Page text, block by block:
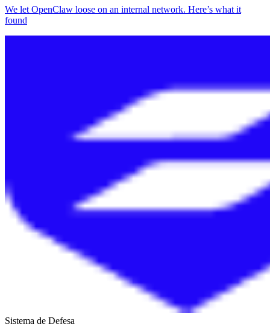
We let OpenClaw loose on an internal network. Here’s what it
found
Sistema de Defesa